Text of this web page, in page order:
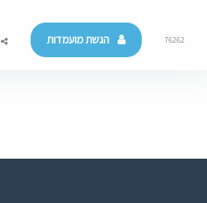
76262 הגשת מועמדות